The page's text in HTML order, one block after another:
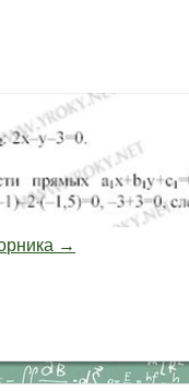
→